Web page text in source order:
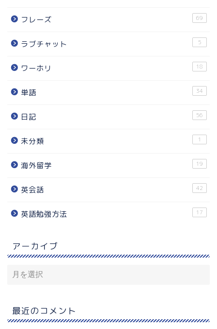
フレーズ 69
ラブチャット 5
ワーホリ 18
単語 34
日記 56
未分類 1
海外留学 19
英会話 42
英語勉強方法 17
アーカイブ
最近のコメント